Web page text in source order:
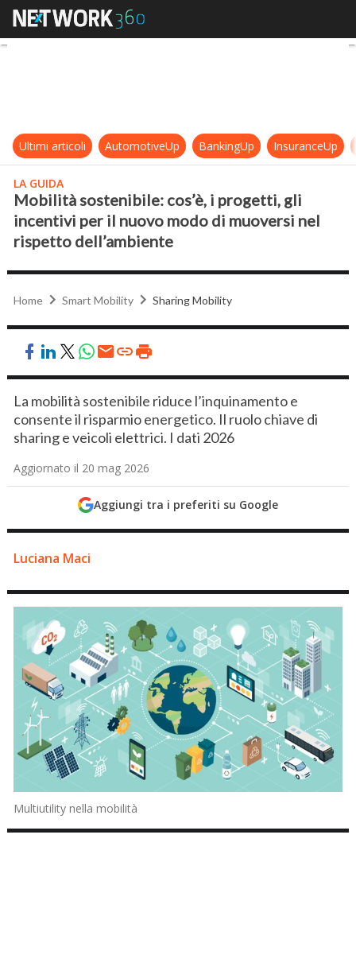
Mobilità sostenibile: cos’è, i
Ultimi articoli AutomotiveUp BankingUp InsuranceUp
LA GUIDA
Mobilità sostenibile: cos’è, i progetti, gli
incentivi per il nuovo modo di muoversi nel
rispetto dell’ambiente
Home Smart Mobility Sharing Mobility
La mobilità sostenibile riduce l’inquinamento e
consente il risparmio energetico. Il ruolo chiave di
sharing e veicoli elettrici. I dati 2026
Aggiornato il 20 mag 2026
Aggiungi tra i preferiti su Google
Luciana Maci
Multiutility nella mobilità